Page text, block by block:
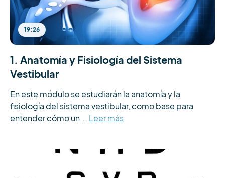
19:26
1. Anatomía y Fisiología del Sistema
Vestibular
En este módulo se estudiarán la anatomía y la
fisiología del sistema vestibular, como base para
entender cómo un... Leer más